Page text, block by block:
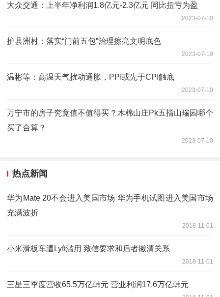
大众交通：上半年净利润1.8亿元-2.3亿元 同比扭亏为盈
2023-07-10
护县洲村：落实“门前五包”治理擦亮文明底色
2023-07-10
温彬等：高温天气扰动通胀，PPI或先于CPI触底
2023-07-10
万宁市的房子究竟值不值得买？木棉山庄Pk五指山瑞园哪个
买了合算？
2023-07-10
热点新闻
华为Mate 20不会进入美国市场 华为手机试图进入美国市场
充满波折
2018-11-01
小米滑板车遭Lyft滥用 致信要求和后者撇清关系
2018-11-01
三星三季度营收65.5万亿韩元 营业利润17.6万亿韩元